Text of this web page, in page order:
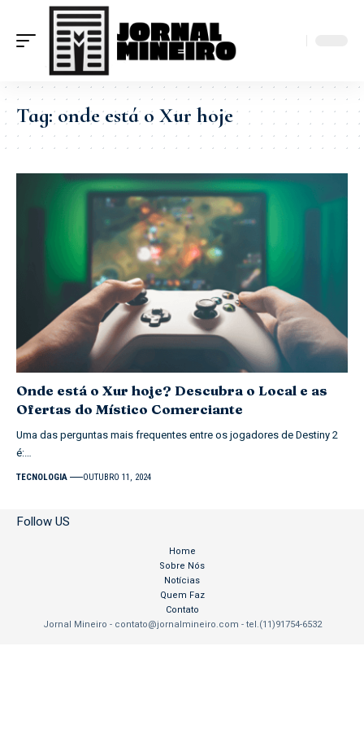
Tag:onde está o Xur hoje
Onde está o Xur hoje? Descubra o Local e as
Ofertas do Místico Comerciante
Uma das perguntas mais frequentes entre os jogadores de Destiny 2
é:…
TECNOLOGIA OUTUBRO 11, 2024
Follow US
Jornal Mineiro - contato@jornalmineiro.com - tel.(11)91754-6532
Home
Sobre Nós
Notícias
Quem Faz
Contato